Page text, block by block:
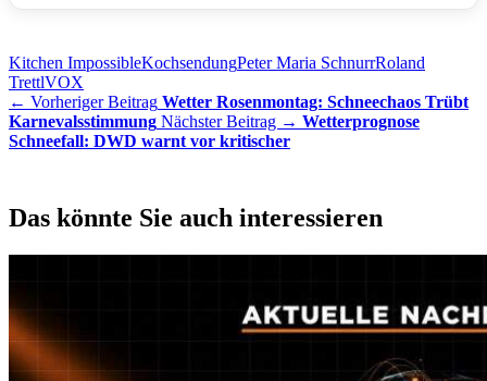
Kitchen ImpossibleKochsendungPeter Maria SchnurrRoland
TrettlVOX
← Vorheriger Beitrag Wetter Rosenmontag: Schneechaos Trübt
Karnevalsstimmung Nächster Beitrag → Wetterprognose
Schneefall: DWD warnt vor kritischer
Das könnte Sie auch interessieren